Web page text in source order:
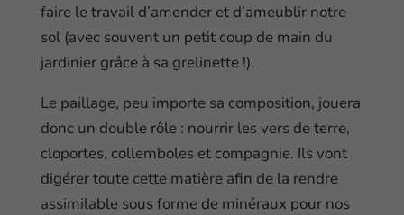
faire le travail d’amender et d’ameublir notre
sol (avec souvent un petit coup de main du
jardinier grâce à sa grelinette !).
Le paillage, peu importe sa composition, jouera
donc un double rôle : nourrir les vers de terre,
cloportes, collemboles et compagnie. Ils vont
digérer toute cette matière afin de la rendre
assimilable sous forme de minéraux pour nos